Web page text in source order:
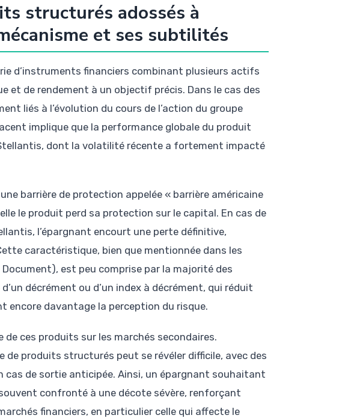
structurés adossés à
et ses subtilités
d’instruments financiers combinant plusieurs actifs
et de rendement à un objectif précis. Dans le cas des
liés à l’évolution du cours de l’action du groupe
implique que la performance globale du produit
dont la volatilité récente a fortement impacté
barrière de protection appelée « barrière américaine
le produit perd sa protection sur le capital. En cas de
l’épargnant encourt une perte définitive,
caractéristique, bien que mentionnée dans les
est peu comprise par la majorité des
décrément ou d’un index à décrément, qui réduit
encore davantage la perception du risque.
ces produits sur les marchés secondaires.
produits structurés peut se révéler difficile, avec des
de sortie anticipée. Ainsi, un épargnant souhaitant
confronté à une décote sévère, renforçant
financiers, en particulier celle qui affecte le